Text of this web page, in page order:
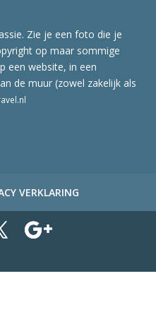
Zie je een foto die je
op maar sommige
een website, in een
de muur (zowel zakelijk als
VERKLARING